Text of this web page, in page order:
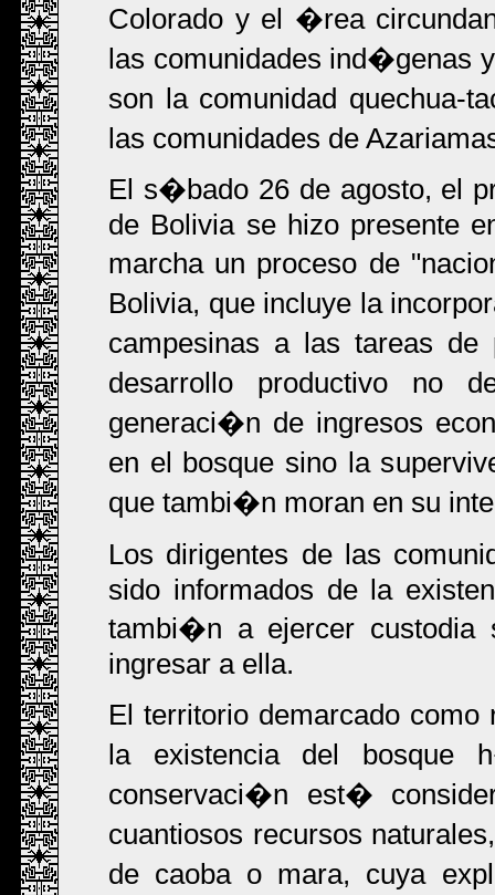
Colorado y el �rea
las comunidades ind�genas
son la comunidad quechua-
las comunidades de
El s�bado 26 de agosto, el
de Bolivia se hizo presente
marcha un proceso de
Bolivia, que incluye la
campesinas a las tareas
desarrollo productivo no
generaci�n de ingresos
en el bosque sino la
que tambi�n moran en su
Los dirigentes de las
sido informados de la
tambi�n a ejercer custodia
ingresar a ella.
El territorio demarcado
la existencia del bosque
conservaci�n est�
cuantiosos recursos
de caoba o mara, cuya